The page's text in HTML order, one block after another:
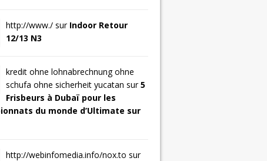
http://www./ sur Indoor Retour
12/13 N3
kredit ohne lohnabrechnung ohne
schufa ohne sicherheit yucatan sur5
Frisbeurs à Dubaï pour les
du monde d’Ultimate sur
http://webinfomedia.info/nox.to sur